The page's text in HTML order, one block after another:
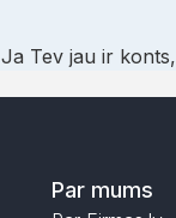
Ja Tev jau ir konts,
Par mums